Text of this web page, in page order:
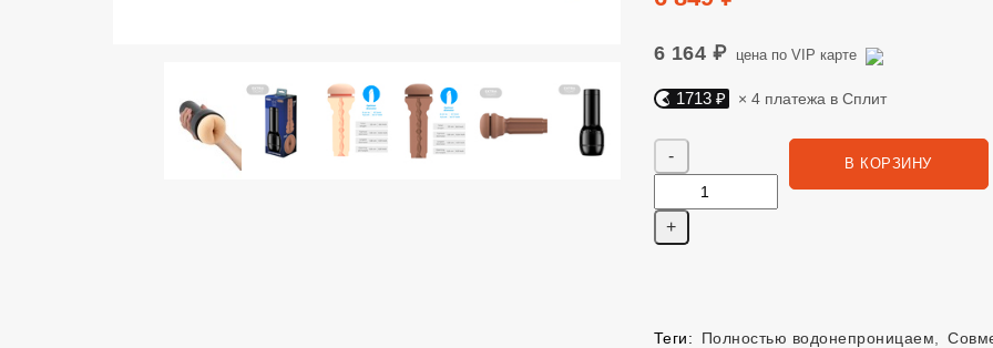
6 164 ₽ цена по VIP карте
Яндекс Сплит. 1713 руб, 4 платежа в Сплит
1713 ₽ × 4 платежа в Сплит
В КОРЗИНУ
Теги: Полностью водонепроницаем